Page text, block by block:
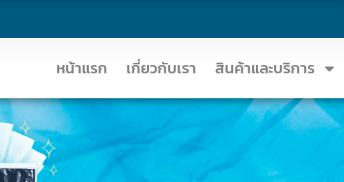
หน้าแรก เกี่ยวกับเรา สินค้าและบริการ